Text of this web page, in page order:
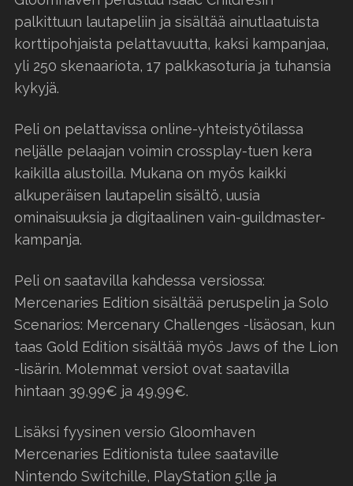
palkittuun lautapeliin ja sisältää ainutlaatuista
korttipohjaista pelattavuutta, kaksi kampanjaa,
yli 250 skenaariota, 17 palkkasoturia ja tuhansia
kykyjä.
Peli on pelattavissa online-yhteistyötilassa
neljälle pelaajan voimin crossplay-tuen kera
kaikilla alustoilla. Mukana on myös kaikki
alkuperäisen lautapelin sisältö, uusia
ominaisuuksia ja digitaalinen vain-guildmaster-
kampanja.
Peli on saatavilla kahdessa versiossa:
Mercenaries Edition sisältää peruspelin ja Solo
Scenarios: Mercenary Challenges -lisäosan, kun
taas Gold Edition sisältää myös Jaws of the Lion
-lisärin. Molemmat versiot ovat saatavilla
hintaan 39,99€ ja 49,99€.
Lisäksi fyysinen versio Gloomhaven
Mercenaries Editionista tulee saataville
Nintendo Switchille, PlayStation 5:lle ja